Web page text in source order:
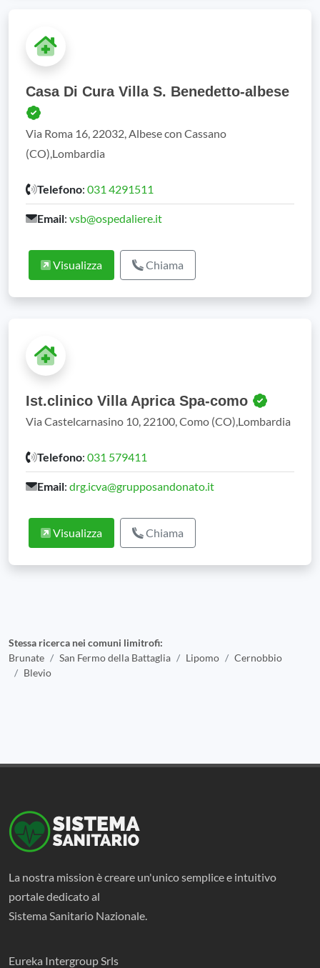
Casa Di Cura Villa S. Benedetto-albese
Via Roma 16, 22032, Albese con Cassano
(CO),Lombardia
Telefono: 031 4291511
Email: vsb@ospedaliere.it
Visualizza Chiama
Ist.clinico Villa Aprica Spa-como
Via Castelcarnasino 10, 22100, Como (CO),Lombardia
Telefono: 031 579411
Email: drg.icva@grupposandonato.it
Visualizza Chiama
Stessa ricerca nei comuni limitrofi:
Brunate
San Fermo della Battaglia Lipomo
Cernobbio
Blevio
La nostra mission è creare un'unico semplice e intuitivo
portale dedicato al
Sistema Sanitario Nazionale.
Eureka Intergroup Srls